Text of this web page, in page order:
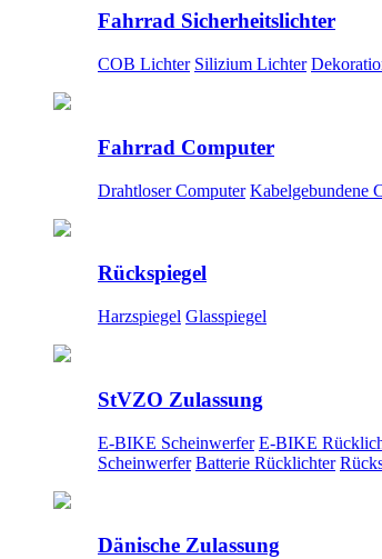
Fahrrad Sicherheitslichter
COB Lichter Silizium Lichter
Fahrrad Computer
Drahtloser Computer Kabelgebundene
Rückspiegel
Harzspiegel Glasspiegel
StVZO Zulassung
E-BIKE Scheinwerfer E-BIKE
Scheinwerfer Batterie Rücklichter
Dänische Zulassung